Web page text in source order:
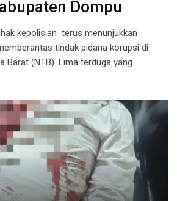
Dompu
kepolisian terus menunjukkan
tindak pidana korupsi di
Barat (NTB). Lima terduga yang…